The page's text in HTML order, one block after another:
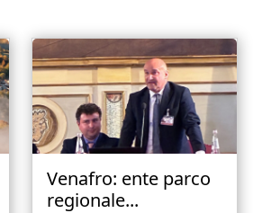
Venafro: ente parco
regionale...